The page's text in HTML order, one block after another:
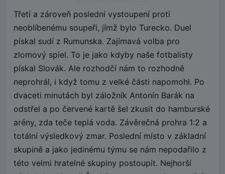
Třetí a zároveň poslední vystoupení proti
neoblíbenému soupeři, jímž bylo Turecko. Duel
pískal sudí z Rumunska. Zajímavá volba pro
zlomový spiel. To je jako kdyby naše fotbalisty
pískal Slovák. Ale rozhodčí nám to rozhodně
neprohrál, i když tomu z velké části napomohl. Po
dvaceti minutách byl záložník Antonín Barák na
odstřel a po červené kartě šel zkusit do hamburské
arény, zda teče teplá voda. Závěrečná prohra 1:2 a
totální výsledkový zmar. Poslední místo v základní
skupině a jako jedinému týmu se nám nepodařilo z
této velmi hratelné skupiny postoupit. Nejhorší